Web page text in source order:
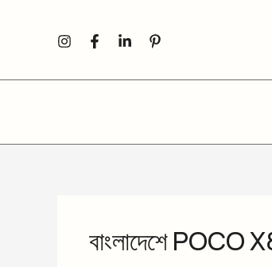
বাংলাদেশে POCO